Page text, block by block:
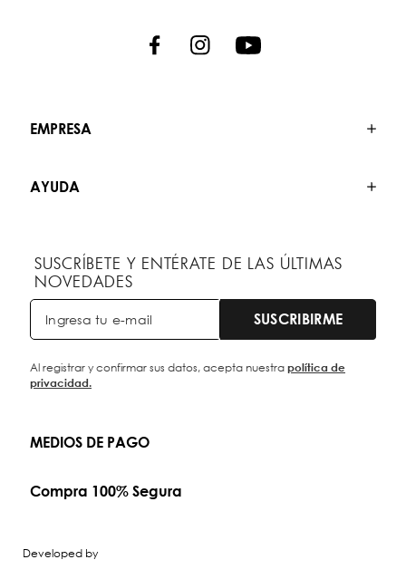
EMPRESA
AYUDA
SUSCRÍBETE Y ENTÉRATE DE LAS ÚLTIMAS
NOVEDADES
SUSCRIBIRME
Al registrar y confirmar sus datos, acepta nuestrapolítica de
privacidad.
MEDIOS DE PAGO
Compra 100% Segura
Developed by